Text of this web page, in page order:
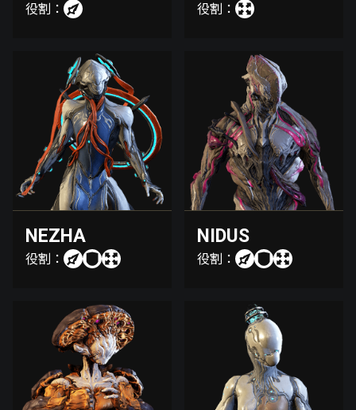
役割： 役割：
NEZHA
役割：
NIDUS
役割：